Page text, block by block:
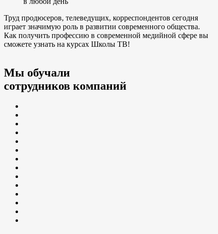
Труд продюсеров, телеведущих, корреспондентов сегодня
играет значимую роль в развитии современного общества.
Как получить профессию в современной медийной сфере вы
сможете узнать на курсах Школы ТВ!
Мы обучали
сотрудников компаний